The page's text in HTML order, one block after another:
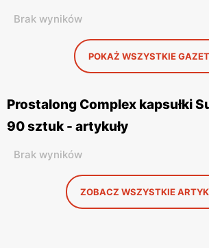
Brak wyników
POKAŻ WSZYSTKIE
Prostalong Complex kapsułki
90 sztuk - artykuły
Brak wyników
ZOBACZ WSZYSTKIE